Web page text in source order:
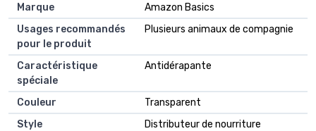
Marque
Amazon Basics
Usages recommandés
pour le produit
Plusieurs animaux de compagnie
Caractéristique
spéciale
Antidérapante
Couleur
Transparent
Style
Distributeur de nourriture